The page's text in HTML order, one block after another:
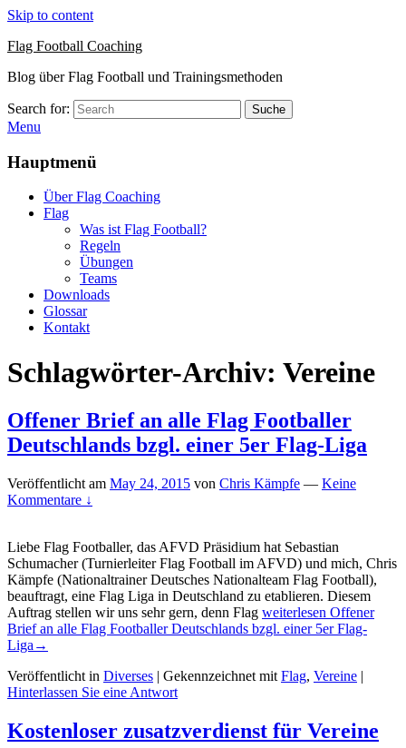
Skip to content
Flag Football Coaching
Blog über Flag Football und Trainingsmethoden
Search for: Suche
Menu
Hauptmenü
Über Flag Coaching
Flag
Was ist Flag Football?
Regeln
Übungen
Teams
Downloads
Glossar
Kontakt
Schlagwörter-Archiv: Vereine
Offener Brief an alle Flag Footballer
Deutschlands bzgl. einer 5er Flag-Liga
Veröffentlicht am May 24, 2015 von Chris Kämpfe — Keine
Kommentare ↓
Liebe Flag Footballer, das AFVD Präsidium hat Sebastian
Schumacher (Turnierleiter Flag Football im AFVD) und mich, Chris
Kämpfe (Nationaltrainer Deutsches Nationalteam Flag Football),
beauftragt, eine Flag Liga in Deutschland zu etablieren. Diesem
Auftrag stellen wir uns sehr gern, denn Flag weiterlesen Offener
Brief an alle Flag Footballer Deutschlands bzgl. einer 5er Flag-
Liga →
Veröffentlicht in Diverses | Gekennzeichnet mit Flag, Vereine |
Hinterlassen Sie eine Antwort
Kostenloser zusatzverdienst für Vereine